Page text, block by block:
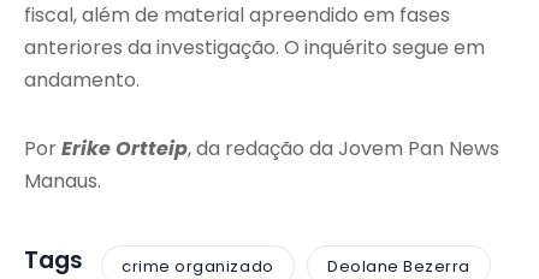
fiscal, além de material apreendido em fases
anteriores da investigação. O inquérito segue em
andamento.
PorErike Ortteip, da redação da Jovem Pan News
Manaus.
Tags crime organizado Deolane Bezerra